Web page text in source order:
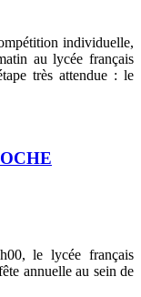
individuelle,
au lycée français
très attendue : le
le lycée français
annuelle au sein de